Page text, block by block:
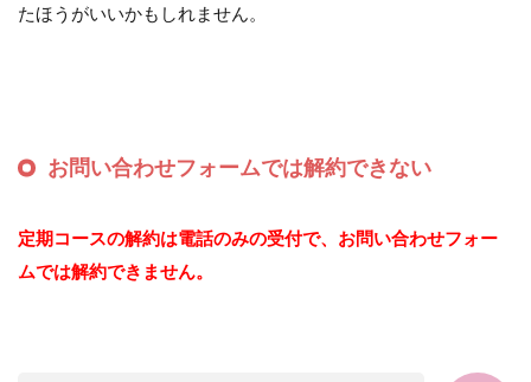
たほうがいいかもしれません。
お問い合わせフォームでは解約できない
定期コースの解約は電話のみの受付で、お問い合わせフォー
ムでは解約できません。